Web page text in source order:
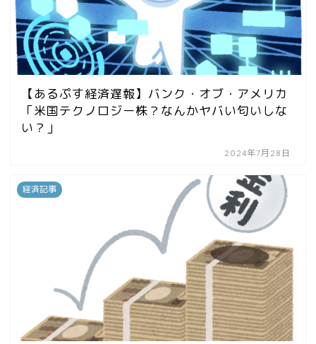
【あるぷす経済遅報】バンク・オブ・アメリカ
「米国テクノロジー株？なんかヤバい匂いしな
い？」
2024年7月28日
経済記事